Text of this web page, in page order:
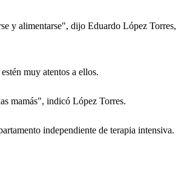
y alimentarse", dijo Eduardo López Torres,
muy atentos a ellos.
mamás", indicó López Torres.
independiente de terapia intensiva.